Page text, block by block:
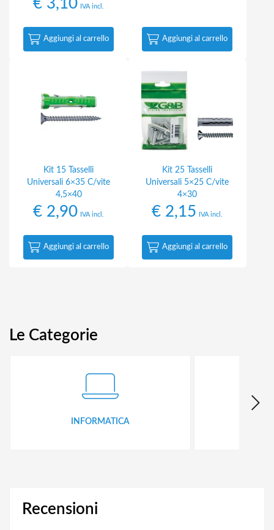
€ 3,10 IVA incl.
Aggiungi al carrello Aggiungi al carrello
Kit 15 Tasselli
Universali 6×35 C/vite
4,5×40
€ 2,90 IVA incl.
Aggiungi al carrello
Kit 25 Tasselli
Universali 5×25 C/vite
4×30
€ 2,15 IVA incl.
Aggiungi al carrello
Le Categorie
INFORMATICA
Recensioni